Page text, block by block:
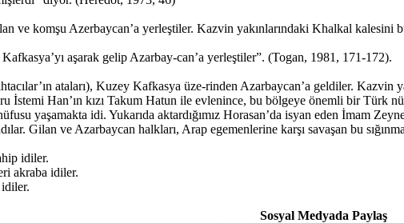
ve komşu Azerbaycan’a yerleştiler. Kazvin yakınlarındaki Khalkal kalesini
aşarak gelip Azarbay-can’a yerleştiler”. (Togan, 1981, 171-172).
ataları), Kuzey Kafkasya üze-rinden Azarbaycan’a geldiler.
İstemi Han’ın kızı Takum Hatun ile evlenince, bu bölgeye önemli bir
yaşamakta idi. Yukarıda aktardığımız Horasan’da isyan eden İmam
Gilan ve Azarbaycan halkları, Arap egemenlerine karşı savaşan bu
idiler.
akraba idiler.
Sosyal Medyada Paylaş